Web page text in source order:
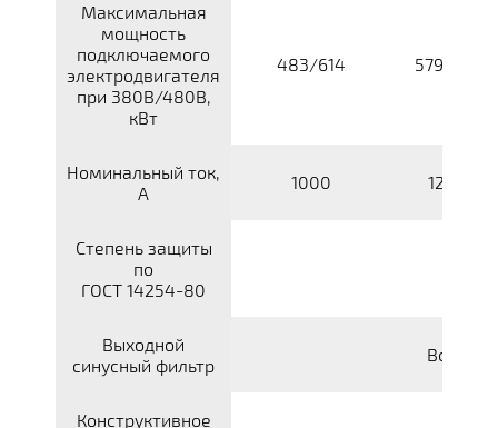
Максимальная
мощность
подключаемого
электродвигателя
при 380В/480В,
кВт
483/614 579/737
Номинальный ток,
А
1000 1200
Степень защиты
по
ГОСТ 14254-80
Выходной
синусный фильтр
Конструктивное